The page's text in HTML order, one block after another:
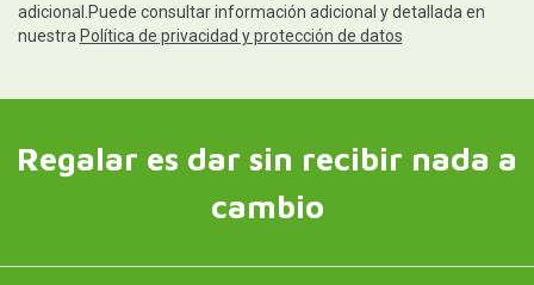
adicional.Puede consultar información adicional y detallada en
nuestra Política de privacidad y protección de datos
Regalar es dar sin recibir nada a
cambio